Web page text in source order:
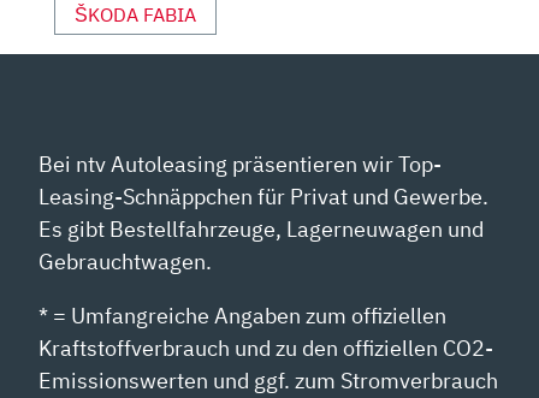
ŠKODA FABIA
Bei ntv Autoleasing präsentieren wir Top-
Leasing-Schnäppchen für Privat und Gewerbe.
Es gibt Bestellfahrzeuge, Lagerneuwagen und
Gebrauchtwagen.
* = Umfangreiche Angaben zum offiziellen
Kraftstoffverbrauch und zu den offiziellen CO2-
Emissionswerten und ggf. zum Stromverbrauch